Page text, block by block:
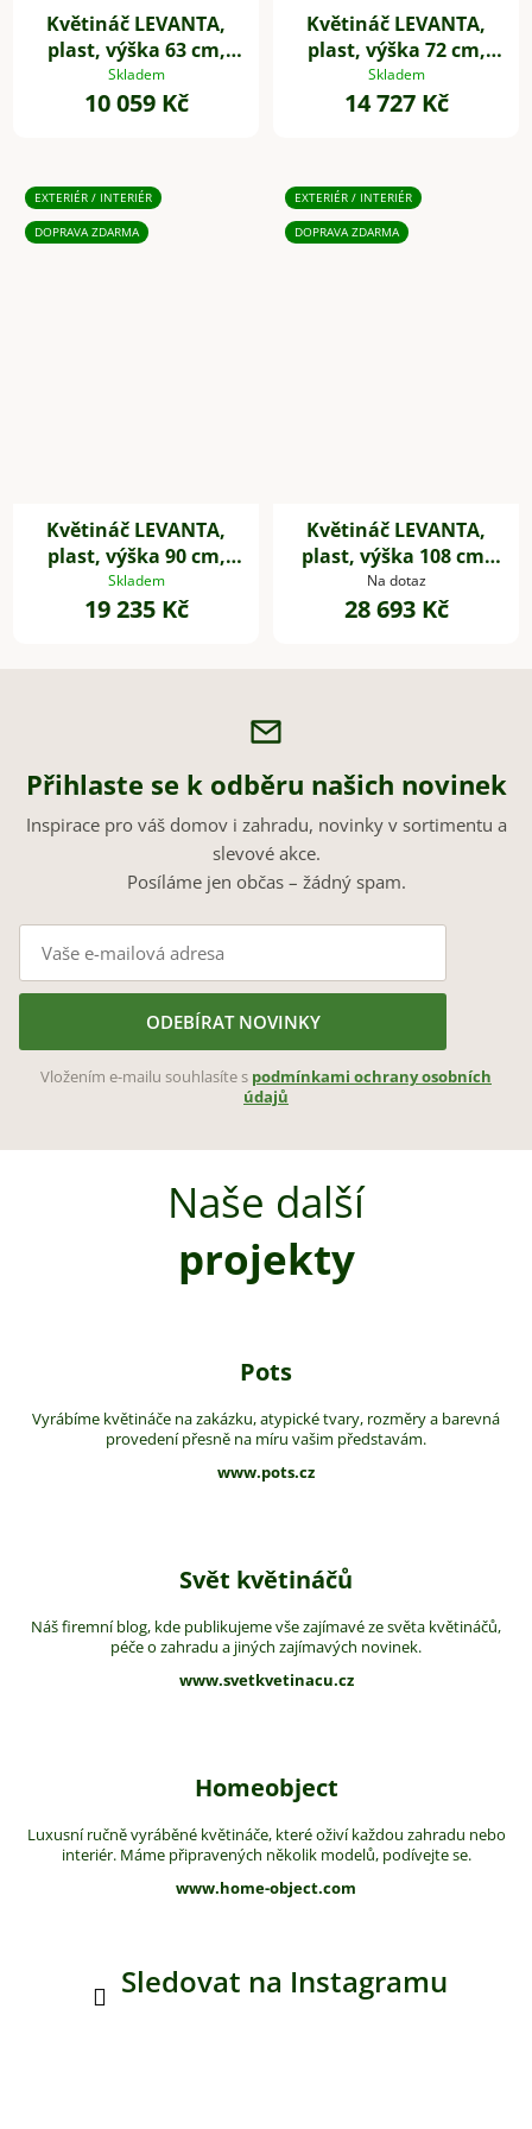
Květináč LEVANTA,
plast, výška 63 cm,
natur
Skladem
10 059 Kč
Květináč LEVANTA,
plast, výška 72 cm,
natur
Skladem
14 727 Kč
EXTERIÉR / INTERIÉR
DOPRAVA ZDARMA
Květináč LEVANTA,
plast, výška 90 cm,
natur
Skladem
19 235 Kč
EXTERIÉR / INTERIÉR
DOPRAVA ZDARMA
Květináč LEVANTA,
plast, výška 108 cm,
natur
Na dotaz
28 693 Kč
Přihlaste se k odběru našich novinek
Inspirace pro váš domov i zahradu, novinky v sortimentu a
slevové akce.
Posíláme jen občas – žádný spam.
ODEBÍRAT NOVINKY
Vložením e-mailu souhlasíte s podmínkami ochrany osobních
údajů
Naše další
projekty
Pots
Vyrábíme květináče na zakázku, atypické tvary, rozměry a barevná
provedení přesně na míru vašim představám.
www.pots.cz
Svět květináčů
Náš firemní blog, kde publikujeme vše zajímavé ze světa květináčů,
péče o zahradu a jiných zajímavých novinek.
www.svetkvetinacu.cz
Homeobject
Luxusní ručně vyráběné květináče, které oživí každou zahradu nebo
interiér. Máme připravených několik modelů, podívejte se.
www.home-object.com
Sledovat na Instagramu